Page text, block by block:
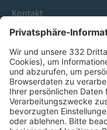
Kontakt
HÄUFIG
Pässe und
Trainerausbildung
Schulungsangebot
BFV-Geschäftsstellen